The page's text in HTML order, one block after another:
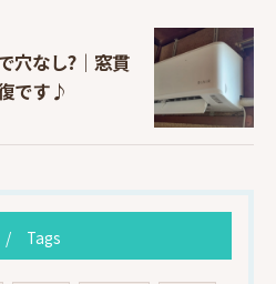
穴なし?｜窓貫
です♪
Tags